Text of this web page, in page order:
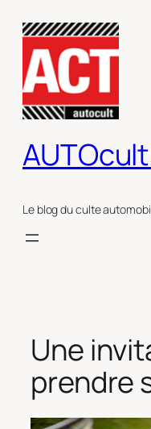
contenu
Le blog du culte
Une
prendre